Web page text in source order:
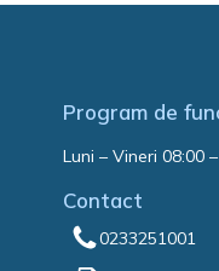
Program de
Luni – Vineri 08:00
Contact
0233251001